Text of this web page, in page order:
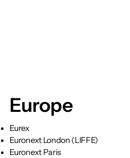
Europe
Eurex
Euronext London (LIFFE)
Euronext Paris